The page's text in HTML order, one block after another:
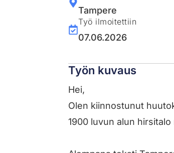
Tampere
Työ ilmoitettiin
07.06.2026
Työn kuvaus
Hei,
Olen kiinnostunut
1900 luvun alun